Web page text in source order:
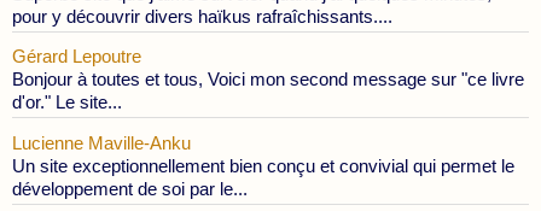
pour y découvrir divers haïkus rafraîchissants....
Gérard Lepoutre
Bonjour à toutes et tous, Voici mon second message sur "ce livre
d'or." Le site...
Lucienne Maville-Anku
Un site exceptionnellement bien conçu et convivial qui permet le
développement de soi par le...